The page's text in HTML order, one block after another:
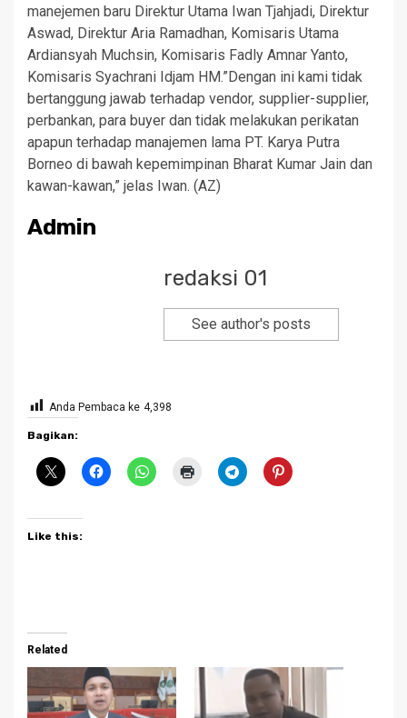
manejemen baru Direktur Utama Iwan Tjahjadi, Direktur
Aswad, Direktur Aria Ramadhan, Komisaris Utama
Ardiansyah Muchsin, Komisaris Fadly Amnar Yanto,
Komisaris Syachrani Idjam HM.”Dengan ini kami tidak
bertanggung jawab terhadap vendor, supplier-supplier,
perbankan, para buyer dan tidak melakukan perikatan
apapun terhadap manajemen lama PT. Karya Putra
Borneo di bawah kepemimpinan Bharat Kumar Jain dan
kawan-kawan,” jelas Iwan. (AZ)
Admin
redaksi 01
See author's posts
Anda Pembaca ke 4,398
Bagikan:
Like this:
Related